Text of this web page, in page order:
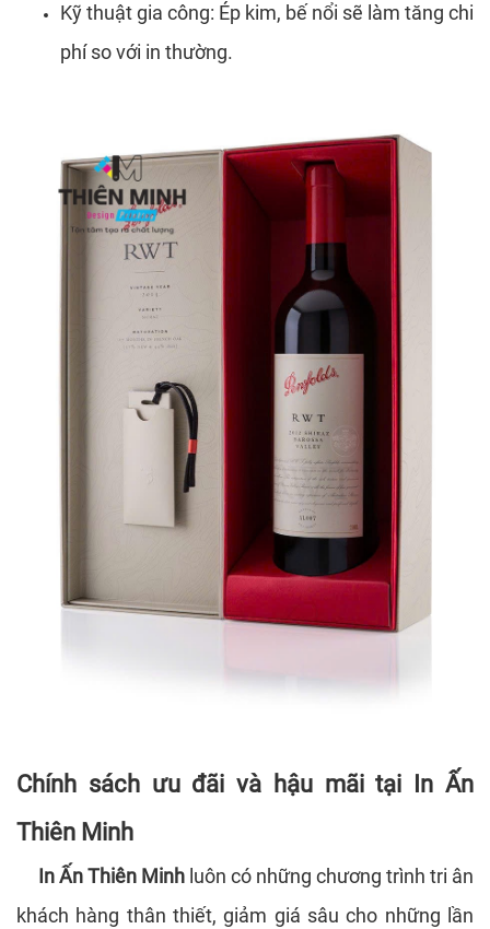
Kỹ thuật gia công: Ép kim, bế nổi sẽ làm tăng chi
phí so với in thường.
Chính sách ưu đãi và hậu mãi tại In Ấn
Thiên Minh
In Ấn Thiên Minh luôn có những chương trình tri ân
khách hàng thân thiết, giảm giá sâu cho những lần